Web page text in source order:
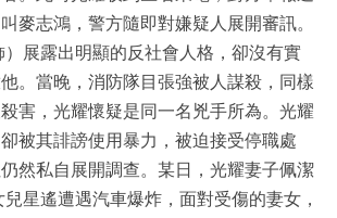
麥志鴻，警方隨即對嫌疑人展開審訊。
展露出明顯的反社會人格，卻沒有實
。當晚，消防隊目張強被人謀殺，同樣
害，光耀懷疑是同一名兇手所為。光耀
被其誹謗使用暴力，被迫接受停職處
然私自展開調查。某日，光耀妻子佩潔
兒星遙遭遇汽車爆炸，面對受傷的妻女，